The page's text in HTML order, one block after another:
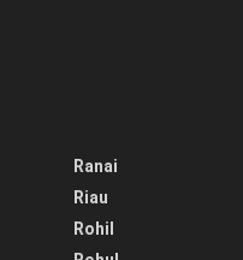
Ranai
Riau
Rohil